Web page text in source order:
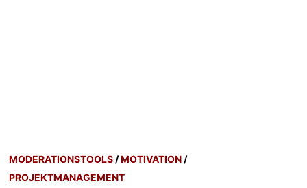
MODERATIONSTOOLS /MOTIVATION /
PROJEKTMANAGEMENT